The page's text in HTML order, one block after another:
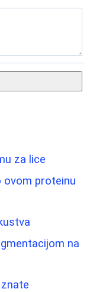
za lice
ovom proteinu
na